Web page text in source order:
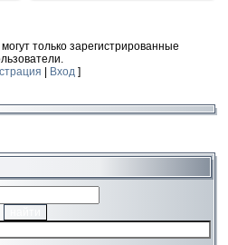
только зарегистрированные
Вход]